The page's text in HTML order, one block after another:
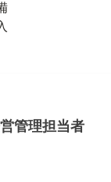
管理担当者